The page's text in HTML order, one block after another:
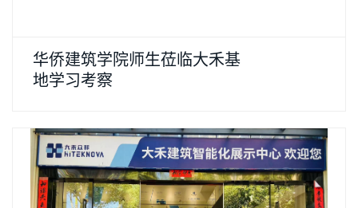
华侨建筑学院师生莅临大禾基
地学习考察